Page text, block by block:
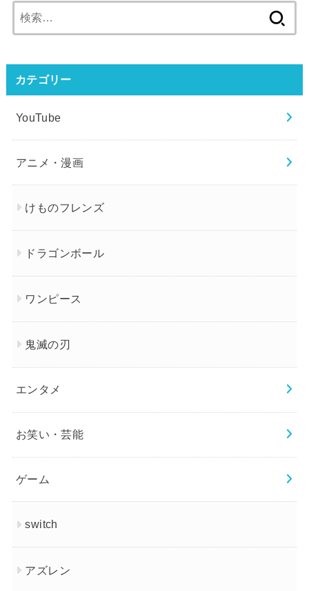
索:
カテゴリー
YouTube
アニメ・漫画
けものフレンズ
ドラゴンボール
ワンピース
鬼滅の刃
エンタメ
お笑い・芸能
ゲーム
switch
アズレン